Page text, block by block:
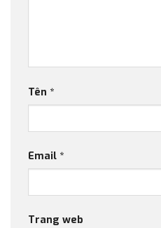
Tên *
Email *
Trang web